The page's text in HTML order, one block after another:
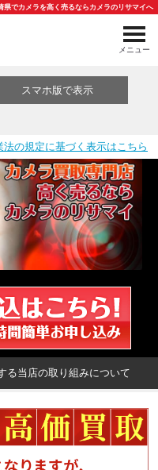
県でカメラを高く売るならカメラのリサマイへ
メニュー
スマホ版で表示
法の規定に基づく表示はこちら
る当店の取り組みについて